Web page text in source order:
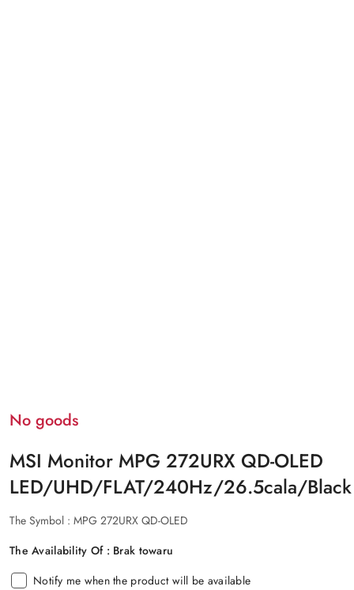
No goods
MSI Monitor MPG 272URX QD-OLED
LED/UHD/FLAT/240Hz/26.5cala/Black
The Symbol : MPG 272URX QD-OLED
The Availability Of : Brak towaru
Notify me when the product will be available